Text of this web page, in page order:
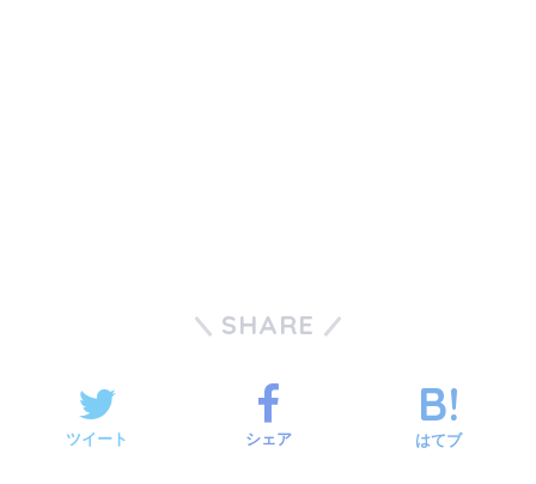
SHARE
ツイート シェア はてブ